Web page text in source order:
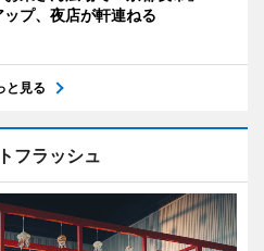
プ、夜店が軒連ねる
と見る
フラッシュ